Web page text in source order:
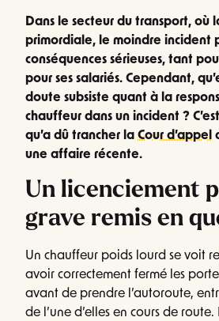
Dans le secteur du transport, où
primordiale, le moindre incident
conséquences sérieuses, tant
pour ses salariés. Cependant,
doute subsiste quant à la
chauffeur dans un incident ?
qu’a dû trancher la Cour d’appel
une affaire récente.
Un licenciement
grave remis en
Un chauffeur poids lourd se voit
avoir correctement fermé les
avant de prendre l’autoroute,
de l’une d’elles en cours de route.